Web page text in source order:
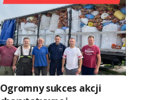
Ogromny sukces akcji